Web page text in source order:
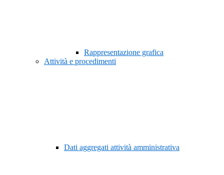
Rappresentazione grafica
Attività e procedimenti
Dati aggregati attività amministrativa